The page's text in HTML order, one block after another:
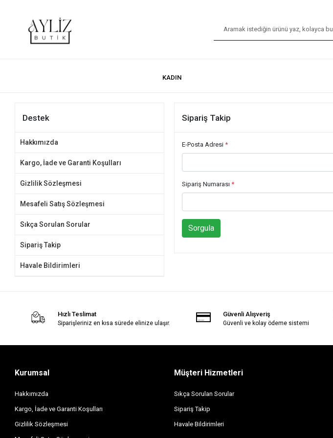
KADIN
Destek
Hakkımızda
Kargo, İade ve Garanti Koşulları
Gizlilik Sözleşmesi
Mesafeli Satış Sözleşmesi
Sıkça Sorulan Sorular
Sipariş Takip
Havale Bildirimleri
Sipariş Takip
E-Posta Adresi*
Sipariş Numarası*
Sorgula
Hızlı Teslimat
Siparişleriniz en kısa sürede elinize ulaşır.
Güvenli Alışveriş
Güvenli ve kolay ödeme sistemi
Kurumsal
Hakkımızda
Kargo, İade ve Garanti Koşulları
Gizlilik Sözleşmesi
Müşteri Hizmetleri
Sıkça Sorulan Sorular
Sipariş Takip
Havale Bildirimleri